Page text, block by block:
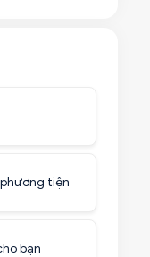
tiện
bạn